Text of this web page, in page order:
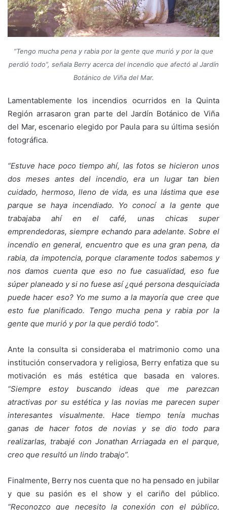
“Tengo mucha pena y rabia por la gente que murió y por la que
perdió todo”, señala Berry acerca del incendio que afectó al Jardín
Botánico de Viña del Mar.
Lamentablemente los incendios ocurridos en la Quinta
Región arrasaron gran parte del Jardín Botánico de Viña
del Mar, escenario elegido por Paula para su última sesión
fotográfica.
“Estuve hace poco tiempo ahí, las fotos se hicieron unos
dos meses antes del incendio, era un lugar tan bien
cuidado, hermoso, lleno de vida, es una lástima que ese
parque se haya incendiado. Yo conocí a la gente que
trabajaba ahí en el café, unas chicas super
emprendedoras, siempre echando para adelante. Sobre el
incendio en general, encuentro que es una gran pena, da
rabia, da impotencia, porque claramente todos sabemos y
nos damos cuenta que eso no fue casualidad, eso fue
súper planeado y si no fuese así ¿qué persona desquiciada
puede hacer eso? Yo me sumo a la mayoría que cree que
esto fue planificado. Tengo mucha pena y rabia por la
gente que murió y por la que perdió todo”.
Ante la consulta si consideraba el matrimonio como una
institución conservadora y religiosa, Berry enfatiza que su
motivación es más estética que basada en valores.
“Siempre estoy buscando ideas que me parezcan
atractivas por su estética y las novias me parecen super
interesantes visualmente. Hace tiempo tenía muchas
ganas de hacer fotos de novias y se dio todo para
realizarlas, trabajé con Jonathan Arriagada en el parque,
creo que resultó un lindo trabajo”.
Finalmente, Berry nos cuenta que no ha pensado en jubilar
y que su pasión es el show y el cariño del público.
“Reconozco que necesito la conexión con el público,